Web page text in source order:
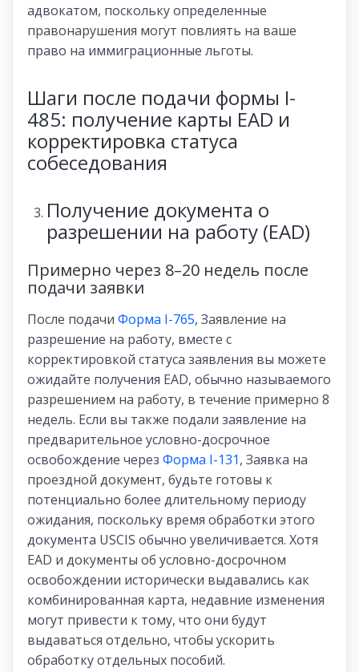
адвокатом, поскольку определенные
правонарушения могут повлиять на ваше
право на иммиграционные льготы.
Шаги после подачи формы I-
485: получение карты EAD и
корректировка статуса
собеседования
Получение документа о
разрешении на работу (EAD)
Примерно через 8–20 недель после
подачи заявки
После подачи Форма I-765, Заявление на
разрешение на работу, вместе с
корректировкой статуса заявления вы можете
ожидайте получения EAD, обычно называемого
разрешением на работу, в течение примерно 8
недель. Если вы также подали заявление на
предварительное условно-досрочное
освобождение через Форма I-131, Заявка на
проездной документ, будьте готовы к
потенциально более длительному периоду
ожидания, поскольку время обработки этого
документа USCIS обычно увеличивается. Хотя
EAD и документы об условно-досрочном
освобождении исторически выдавались как
комбинированная карта, недавние изменения
могут привести к тому, что они будут
выдаваться отдельно, чтобы ускорить
обработку отдельных пособий.